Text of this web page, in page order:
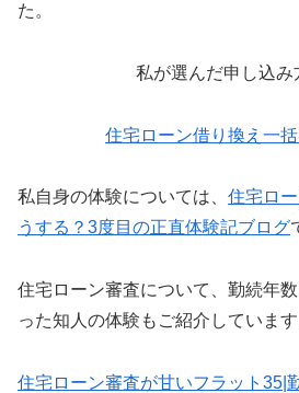
た。
私が選んだ申し込み
住宅ローン借り換え一
私自身の体験については、 住宅ロ
うする？3度目の正直体験記ブログ
住宅ローン審査について、勤続年
った知人の体験もご紹介しています
住宅ローン審査が甘いフラット35|